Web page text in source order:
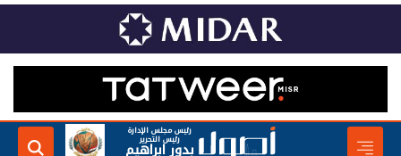
رئيس مجلس الإدارة
رئيس التحرير
بدور ابراهيم